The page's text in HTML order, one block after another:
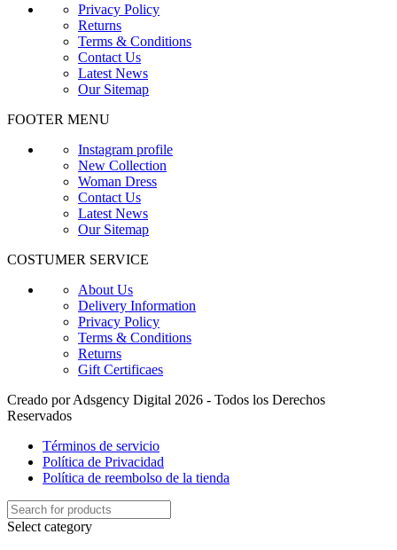
Privacy Policy
Returns
Terms & Conditions
Contact Us
Latest News
Our Sitemap
FOOTER MENU
Instagram profile
New Collection
Woman Dress
Contact Us
Latest News
Our Sitemap
COSTUMER SERVICE
About Us
Delivery Information
Privacy Policy
Terms & Conditions
Returns
Gift Certificaes
Creado por Adsgency Digital 2026 - Todos los Derechos
Reservados
Términos de servicio
Política de Privacidad
Política de reembolso de la tienda
Select category